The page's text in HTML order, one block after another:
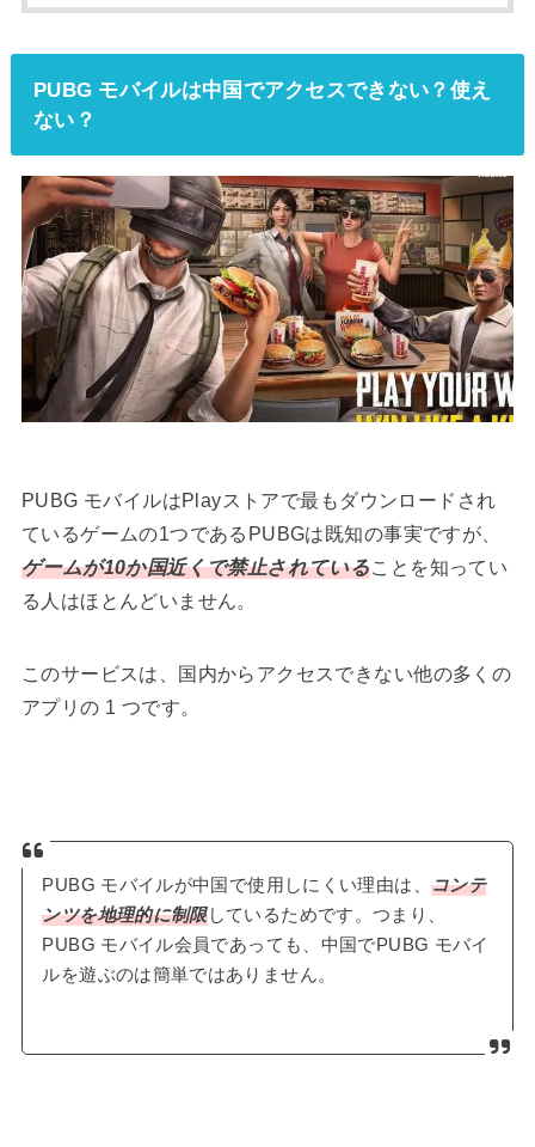
PUBG モバイルは中国でアクセスできない？使え
ない？
PUBG モバイルはPlayストアで最もダウンロードされ
ているゲームの1つであるPUBGは既知の事実ですが、
ゲームが10か国近くで禁止されていることを知ってい
る人はほとんどいません。
このサービスは、国内からアクセスできない他の多くの
アプリの 1 つです。
PUBG モバイルが中国で使用しにくい理由は、 コンテ
ンツを地理的に制限しているためです。つまり、
PUBG モバイル会員であっても、中国でPUBG モバイ
ルを遊ぶのは簡単ではありません。